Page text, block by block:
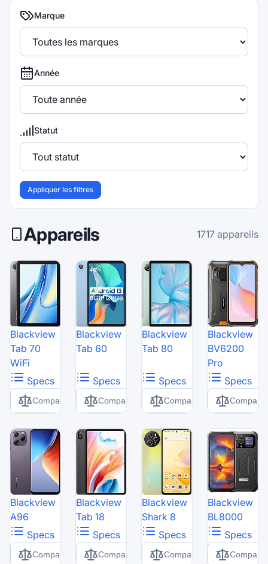
Marque
Année
Statut
Appliquer les filtres
Appareils 1717 appareils
Blackview
Tab 70
WiFi
Specs
Comparer
Blackview
Tab 60
Specs
Comparer
Blackview
Tab 80
Specs
Comparer
Blackview
BV6200
Pro
Specs
Comparer
Blackview
A96
Specs
Comparer
Blackview
Tab 18
Specs
Comparer
Blackview
Shark 8
Specs
Comparer
Blackview
BL8000
Specs
Comparer